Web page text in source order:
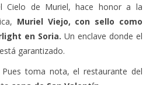
Cielo de Muriel, hace honor a la
Muriel Viejo, con sello como
en Soria.
garantizado.
toma nota, el restaurante del